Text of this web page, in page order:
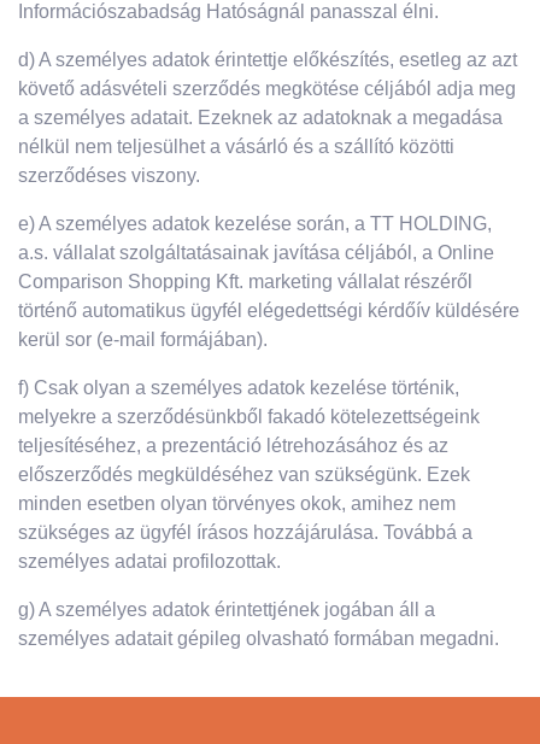
Információszabadság Hatóságnál panasszal élni.
d) A személyes adatok érintettje előkészítés, esetleg az azt
követő adásvételi szerződés megkötése céljából adja meg
a személyes adatait. Ezeknek az adatoknak a megadása
nélkül nem teljesülhet a vásárló és a szállító közötti
szerződéses viszony.
e) A személyes adatok kezelése során, a TT HOLDING,
a.s. vállalat szolgáltatásainak javítása céljából, a Online
Comparison Shopping Kft. marketing vállalat részéről
történő automatikus ügyfél elégedettségi kérdőív küldésére
kerül sor (e-mail formájában).
f) Csak olyan a személyes adatok kezelése történik,
melyekre a szerződésünkből fakadó kötelezettségeink
teljesítéséhez, a prezentáció létrehozásához és az
előszerződés megküldéséhez van szükségünk. Ezek
minden esetben olyan törvényes okok, amihez nem
szükséges az ügyfél írásos hozzájárulása. Továbbá a
személyes adatai profilozottak.
g) A személyes adatok érintettjének jogában áll a
személyes adatait gépileg olvasható formában megadni.